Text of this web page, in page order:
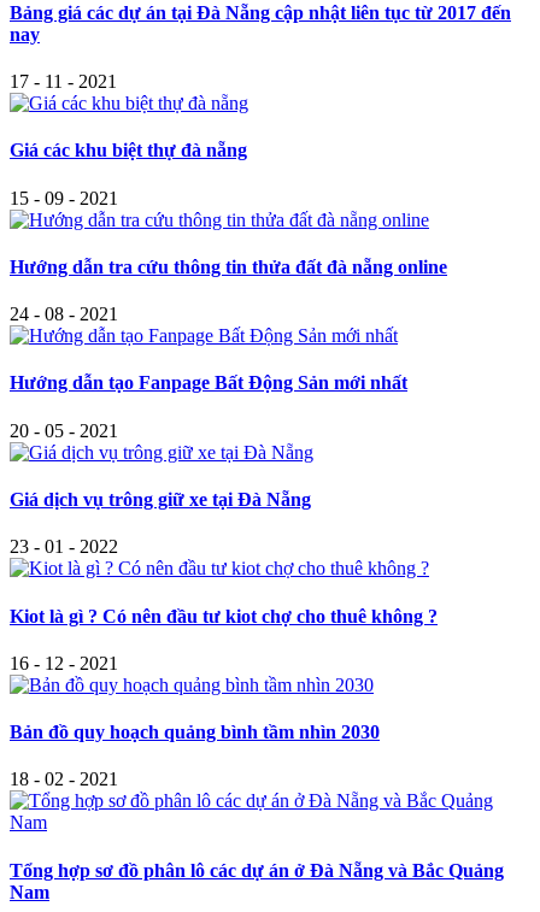
Bảng giá các dự án tại Đà Nẵng cập nhật liên tục từ 2017 đến
nay
17 - 11 - 2021
Giá các khu biệt thự đà nẵng
15 - 09 - 2021
Hướng dẫn tra cứu thông tin thửa đất đà nẵng online
24 - 08 - 2021
Hướng dẫn tạo Fanpage Bất Động Sản mới nhất
20 - 05 - 2021
Giá dịch vụ trông giữ xe tại Đà Nẵng
23 - 01 - 2022
Kiot là gì ? Có nên đầu tư kiot chợ cho thuê không ?
16 - 12 - 2021
Bản đồ quy hoạch quảng bình tầm nhìn 2030
18 - 02 - 2021
Tổng hợp sơ đồ phân lô các dự án ở Đà Nẵng và Bắc Quảng
Nam